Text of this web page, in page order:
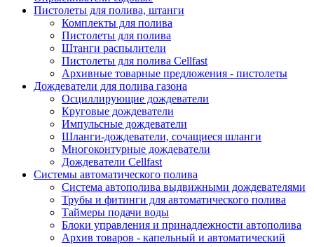
Пистолеты для полива, штанги
Комплекты для полива
Пистолеты для полива
Штанги распылители
Пистолеты для полива Cellfast
Архивные товарные предложения - пистолеты
Дождеватели для полива газона
Осциллирующие дождеватели
Круговые дождеватели
Импульсные дождеватели
Шланги-дождеватели, сочащиеся шланги
Многоконтурные дождеватели
Дождеватели Cellfast
Системы автоматического полива
Система автополива выдвижными дождевателями
Трубы и фитинги для автоматического полива
Таймеры подачи воды
Блоки управления и принадлежности автополива
Архив товаров - капельный и автоматический